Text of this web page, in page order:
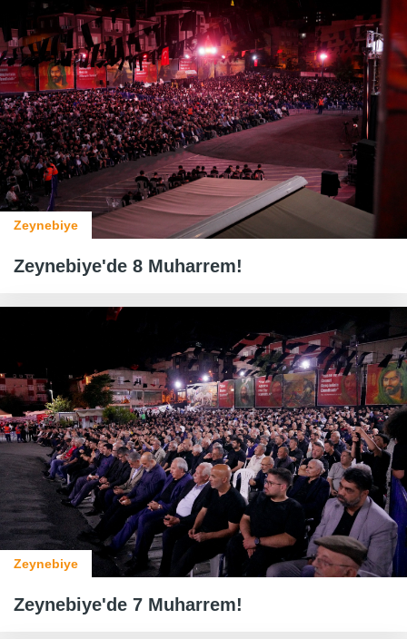
Zeynebiye
Zeynebiye'de 8 Muharrem!
Zeynebiye
Zeynebiye'de 7 Muharrem!